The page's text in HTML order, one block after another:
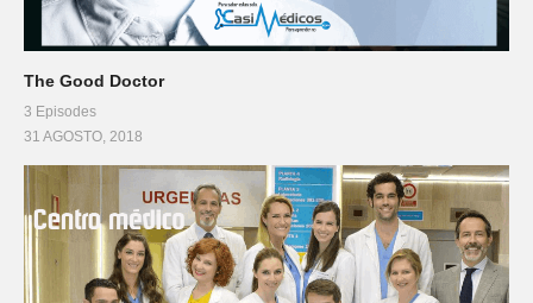
The Good Doctor
3 Episodes
31 AGOSTO, 2018